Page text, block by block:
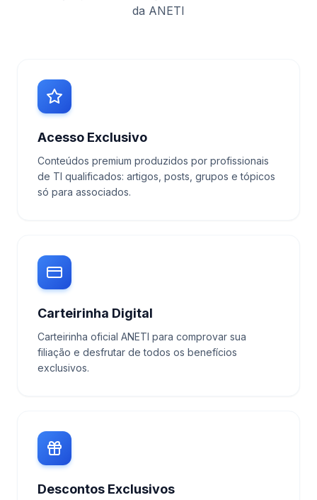
da ANETI
Acesso Exclusivo
Conteúdos premium produzidos por profissionais
de TI qualificados: artigos, posts, grupos e tópicos
só para associados.
Carteirinha Digital
Carteirinha oficial ANETI para comprovar sua
filiação e desfrutar de todos os benefícios
exclusivos.
Descontos Exclusivos